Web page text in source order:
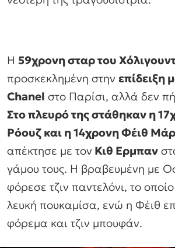
Η 59χρονη σταρ του
προσκεκλημένη στην επίδειξη
Chanel στο Παρίσι, αλλά δεν
Στο πλευρό της στάθηκαν η
Ρόουζ και η 14χρονη Φέιθ
απέκτησε με τον Κιθ Ερμπαν
γάμου τους. Η βραβευμένη με
φόρεσε τζιν παντελόνι, το
λευκή πουκαμίσα, ενώ η Φέιθ
φόρεμα και τζιν μπουφάν.